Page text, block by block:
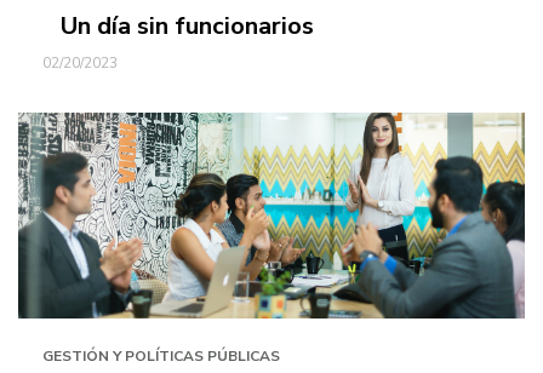
Un día sin funcionarios
02/20/2023
GESTIÓN Y POLÍTICAS PÚBLICAS